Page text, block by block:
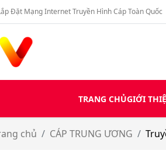
Đặt Mạng Internet Truyền Hình Cáp Toàn Quốc
TRANG CHỦGIỚI
chủ CÁP TRUNG ƯƠNG